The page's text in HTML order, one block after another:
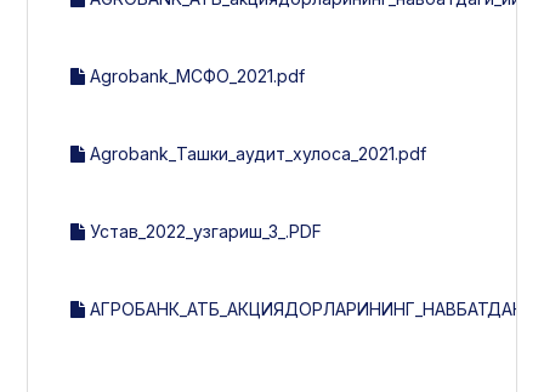
Agrobank_МСФО_2021.pdf
Agrobank_Ташки_аудит_хулоса_2021.pdf
Устав_2022_узгариш_3_.PDF